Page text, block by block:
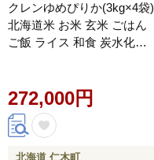
クレンゆめぴりか(3kg×4袋)
北海道米 お米 玄米 ごはん
ご飯 ライス 和食 炭水化物
やか 特A [JA新おたる]
272,000円
北海道 仁木町